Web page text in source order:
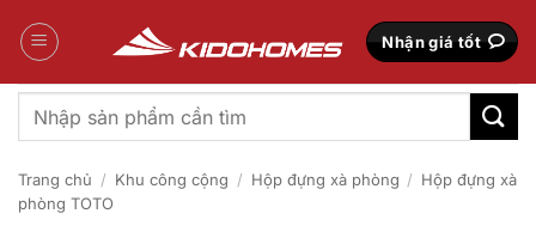
qua
Nhận giá tốt
Tìm
kiếm:
Trang chủ / Khu công cộng / Hộp đựng xà phòng / Hộp đựng xà
phòng TOTO